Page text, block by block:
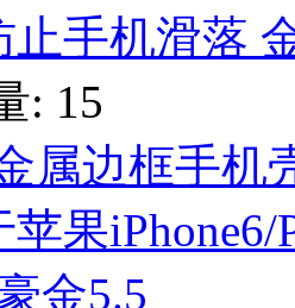
止手机滑落
: 15